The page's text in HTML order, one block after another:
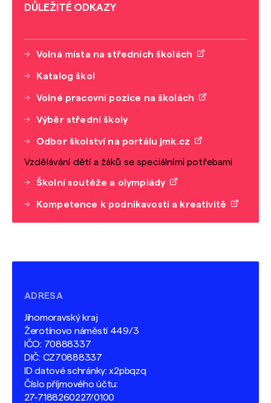
DŮLEŽITÉ ODKAZY
Volná místa na středních školách
Katalog škol
Volné pracovní pozice na školách
Výběr střední školy
Odbor školství na portálu jmk.cz
Vzdělávání dětí a žáků se speciálními potřebami
Školní soutěže a olympiády
Kompetence k podnikavosti a kreativitě
ADRESA
Jihomoravský kraj
Žerotínovo náměstí 449/3
IČO: 70888337
DIČ: CZ70888337
ID datové schránky: x2pbqzq
Číslo příjmového účtu:
27-7188260227/0100